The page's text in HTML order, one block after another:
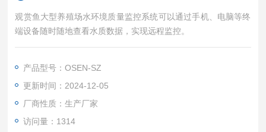
观赏鱼大型养殖场水环境质量监控系统可以通过手机、电脑等终
端设备随时随地查看水质数据，实现远程监控。
产品型号：OSEN-SZ
更新时间：2024-12-05
厂商性质：生产厂家
访问量：1314